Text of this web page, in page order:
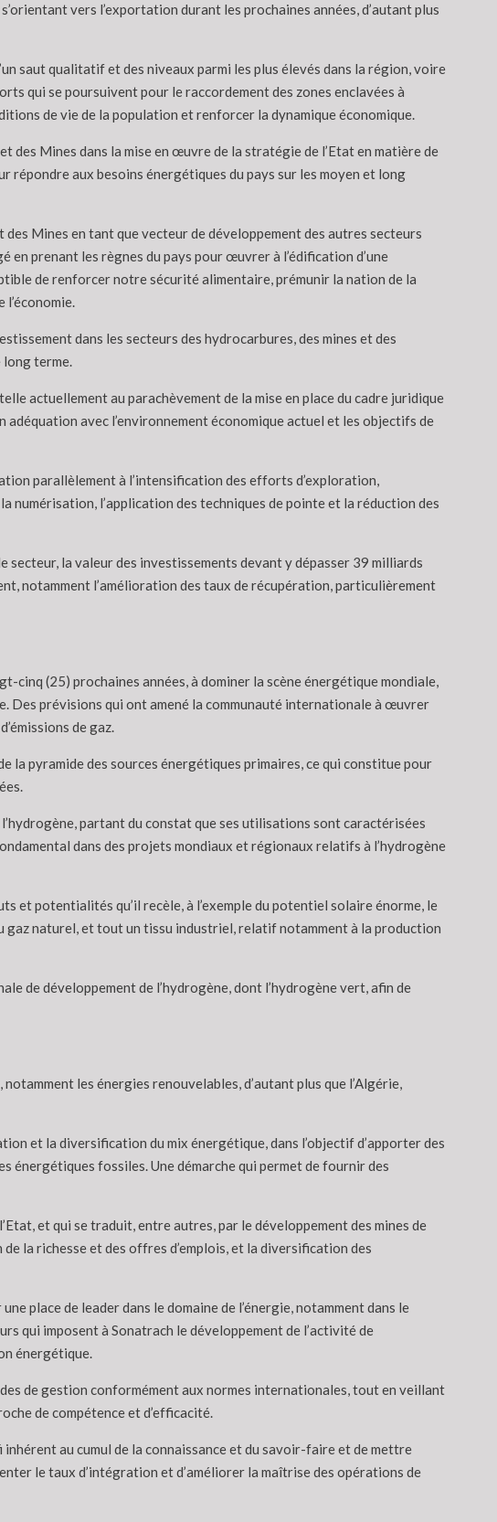
vers l’exportation durant les prochaines années, d’autant plus
saut qualitatif et des niveaux parmi les plus élevés dans la région, voire
qui se poursuivent pour le raccordement des zones enclavées à
de vie de la population et renforcer la dynamique économique.
des Mines dans la mise en œuvre de la stratégie de l’Etat en matière de
aux besoins énergétiques du pays sur les moyen et long
Mines en tant que vecteur de développement des autres secteurs
prenant les règnes du pays pour œuvrer à l’édification d’une
de renforcer notre sécurité alimentaire, prémunir la nation de la
dans les secteurs des hydrocarbures, des mines et des
long terme.
actuellement au parachèvement de la mise en place du cadre juridique
avec l’environnement économique actuel et les objectifs de
parallèlement à l’intensification des efforts d’exploration,
numérisation, l’application des techniques de pointe et la réduction des
la valeur des investissements devant y dépasser 39 milliards
notamment l’amélioration des taux de récupération, particulièrement
(25) prochaines années, à dominer la scène énergétique mondiale,
Des prévisions qui ont amené la communauté internationale à œuvrer
de gaz.
la pyramide des sources énergétiques primaires, ce qui constitue pour
partant du constat que ses utilisations sont caractérisées
dans des projets mondiaux et régionaux relatifs à l’hydrogène
et potentialités qu’il recèle, à l’exemple du potentiel solaire énorme, le
naturel, et tout un tissu industriel, relatif notamment à la production
de développement de l’hydrogène, dont l’hydrogène vert, afin de
les énergies renouvelables, d’autant plus que l’Algérie,
et la diversification du mix énergétique, dans l’objectif d’apporter des
énergétiques fossiles. Une démarche qui permet de fournir des
et qui se traduit, entre autres, par le développement des mines de
la richesse et des offres d’emplois, et la diversification des
place de leader dans le domaine de l’énergie, notamment dans le
qui imposent à Sonatrach le développement de l’activité de
énergétique.
de gestion conformément aux normes internationales, tout en veillant
de compétence et d’efficacité.
au cumul de la connaissance et du savoir-faire et de mettre
le taux d’intégration et d’améliorer la maîtrise des opérations de